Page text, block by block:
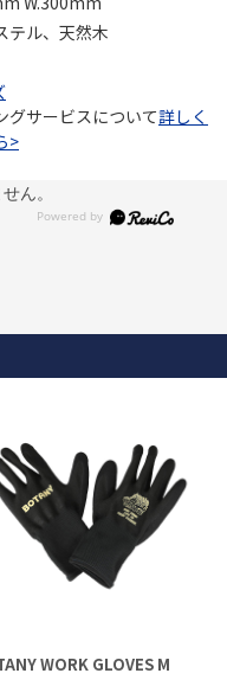
テル、天然木
グサービスについて詳しく
>
ん。
WORK GLOVES M